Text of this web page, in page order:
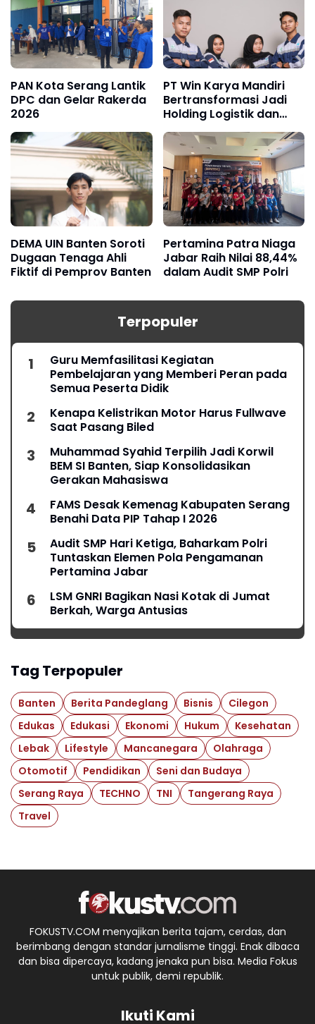
PAN Kota Serang Lantik
DPC dan Gelar Rakerda
2026
PT Win Karya Mandiri
Bertransformasi Jadi
Holding Logistik dan
Manufaktur
DEMA UIN Banten Soroti
Dugaan Tenaga Ahli
Fiktif di Pemprov Banten
Pertamina Patra Niaga
Jabar Raih Nilai 88,44%
dalam Audit SMP Polri
Terpopuler
Guru Memfasilitasi Kegiatan
Pembelajaran yang Memberi Peran pada
Semua Peserta Didik
Kenapa Kelistrikan Motor Harus Fullwave
Saat Pasang Biled
Muhammad Syahid Terpilih Jadi Korwil
BEM SI Banten, Siap Konsolidasikan
Gerakan Mahasiswa
FAMS Desak Kemenag Kabupaten Serang
Benahi Data PIP Tahap I 2026
Audit SMP Hari Ketiga, Baharkam Polri
Tuntaskan Elemen Pola Pengamanan
Pertamina Jabar
LSM GNRI Bagikan Nasi Kotak di Jumat
Berkah, Warga Antusias
Tag Terpopuler
Banten Berita Pandeglang Bisnis
Cilegon
Edukas
Edukasi Ekonomi Hukum
Kesehatan
Lebak
Lifestyle Mancanegara
Olahraga
Otomotif
Pendidikan
Seni dan Budaya
Serang Raya
TECHNO TNI
Tangerang Raya
Travel
FOKUSTV.COM menyajikan berita tajam, cerdas, dan
berimbang dengan standar jurnalisme tinggi. Enak dibaca
dan bisa dipercaya, kadang jenaka pun bisa. Media Fokus
untuk publik, demi republik.
Ikuti Kami